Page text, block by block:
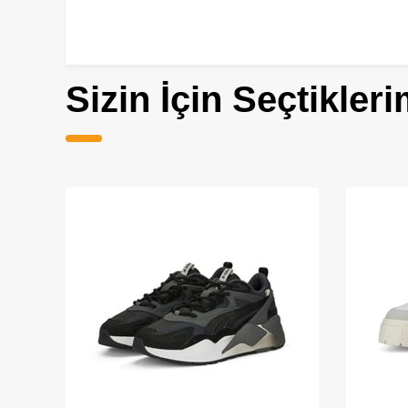
Sizin İçin